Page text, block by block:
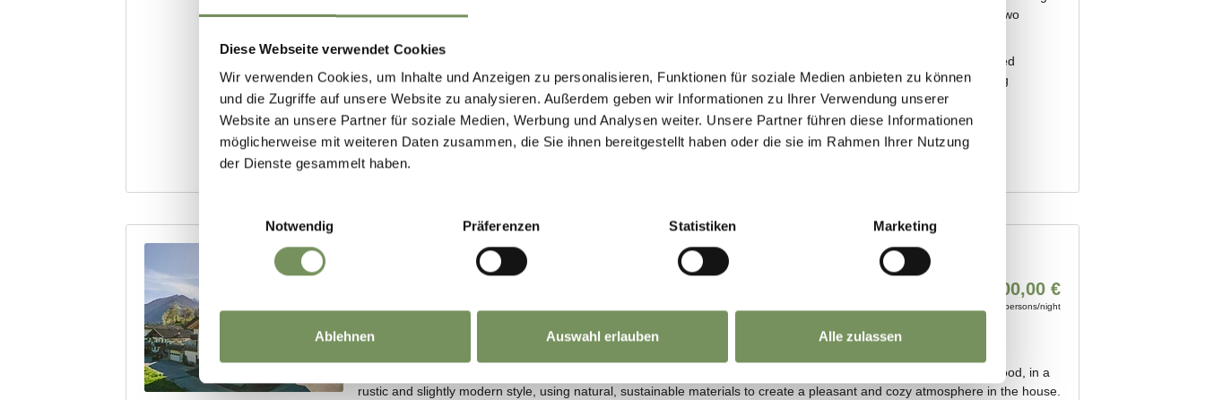
Diese Webseite verwendet Cookies
Wir verwenden Cookies, um Inhalte und Anzeigen zu personalisieren, Funktionen für soziale Medien anbieten zu können
und die Zugriffe auf unsere Website zu analysieren. Außerdem geben wir Informationen zu Ihrer Verwendung unserer
Website an unsere Partner für soziale Medien, Werbung und Analysen weiter. Unsere Partner führen diese Informationen
möglicherweise mit weiteren Daten zusammen, die Sie ihnen bereitgestellt haben oder die sie im Rahmen Ihrer Nutzung
der Dienste gesammelt haben.
Notwendig
Präferenzen Statistiken Marketing
Ablehnen Auswahl erlauben Alle zulassen